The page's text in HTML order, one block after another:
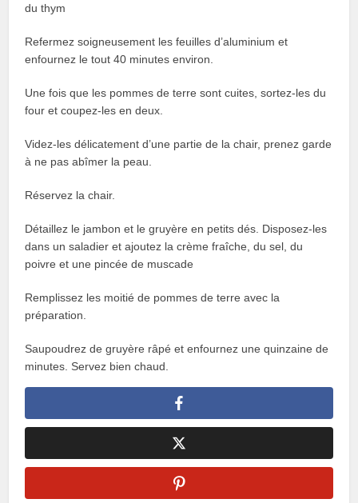
du thym
Refermez soigneusement les feuilles d’aluminium et
enfournez le tout 40 minutes environ.
Une fois que les pommes de terre sont cuites, sortez-les du
four et coupez-les en deux.
Videz-les délicatement d’une partie de la chair, prenez garde
à ne pas abîmer la peau.
Réservez la chair.
Détaillez le jambon et le gruyère en petits dés. Disposez-les
dans un saladier et ajoutez la crème fraîche, du sel, du
poivre et une pincée de muscade
Remplissez les moitié de pommes de terre avec la
préparation.
Saupoudrez de gruyère râpé et enfournez une quinzaine de
minutes. Servez bien chaud.